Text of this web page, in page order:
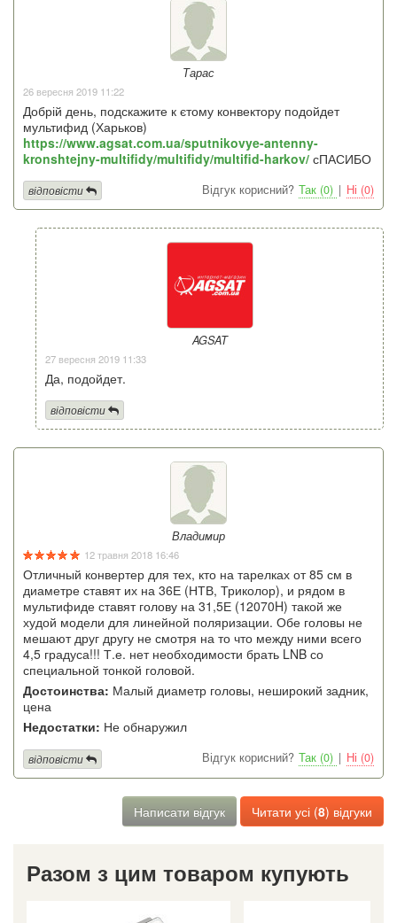
Тарас
26 вересня 2019 11:22
Добрій день, подскажите к єтому конвектору подойдет
мультифид (Харьков)
https://www.agsat.com.ua/sputnikovye-antenny-
kronshtejny-multifidy/multifidy/multifid-harkov/ сПАСИБО
Відгук корисний? Так (0) | Ні (0)
відповісти
AGSAT
27 вересня 2019 11:33
Да, подойдет.
відповісти
Владимир
12 травня 2018 16:46
Отличный конвертер для тех, кто на тарелках от 85 см в
диаметре ставят их на 36Е (НТВ, Триколор), и рядом в
мультифиде ставят голову на 31,5Е (12070H) такой же
худой модели для линейной поляризации. Обе головы не
мешают друг другу не смотря на то что между ними всего
4,5 градуса!!! Т.е. нет необходимости брать LNB со
специальной тонкой головой.
Достоинства: Малый диаметр головы, неширокий задник,
цена
Недостатки: Не обнаружил
Відгук корисний? Так (0) | Ні (0)
відповісти
Написати відгук Читати усі (8) відгуки
Разом з цим товаром купують